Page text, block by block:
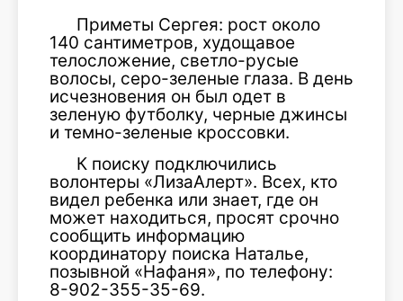
Приметы Сергея: рост около
140 сантиметров, худощавое
телосложение, светло-русые
волосы, серо-зеленые глаза. В день
исчезновения он был одет в
зеленую футболку, черные джинсы
и темно-зеленые кроссовки.
К поиску подключились
волонтеры «ЛизаАлерт». Всех, кто
видел ребенка или знает, где он
может находиться, просят срочно
сообщить информацию
координатору поиска Наталье,
позывной «Нафаня», по телефону:
8-902-355-35-69.